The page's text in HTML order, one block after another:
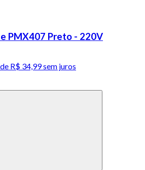
PMX407 Preto - 220V
R$ 34,99 sem juros